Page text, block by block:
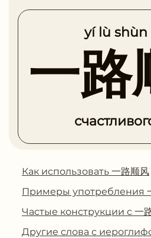
yí lù shùn
一路
Как использовать 一路顺风
Примеры употребления
Частые конструкции с 一
Другие слова с